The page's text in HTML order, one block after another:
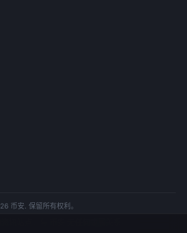
币安. 保留所有权利。
讯站点，与 币安 无任何隶属关系。